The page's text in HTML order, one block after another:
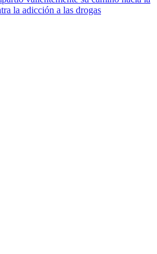
la adicción a las drogas